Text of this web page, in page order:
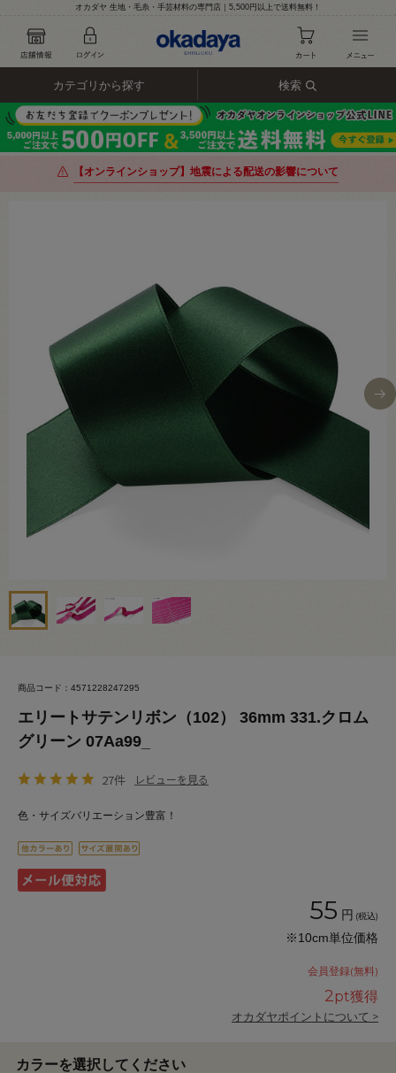
オカダヤ 生地・毛糸・手芸材料の専門店｜5,500円以上で送料無料！
カテゴリから探す 検索
【オンラインショップ】地震による配送の影響について
商品コード：4571228247295
エリートサテンリボン（102） 36mm 331.クロム
グリーン 07Aa99_
27件 レビューを見る
色・サイズバリエーション豊富！
55 円 (税込)
※10cm単位価格
会員登録(無料)
2pt獲得
オカダヤポイントについて >
カラーを選択してください